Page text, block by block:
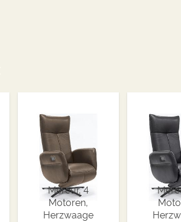
Mercur, 4
Motoren,
Herzwaage